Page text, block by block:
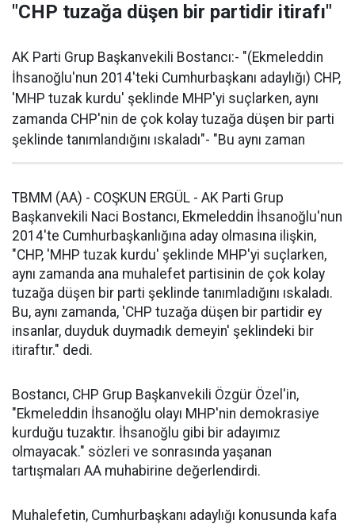
"CHP tuzağa düşen bir partidir itirafı"
AK Parti Grup Başkanvekili Bostancı:- "(Ekmeleddin
İhsanoğlu'nun 2014'teki Cumhurbaşkanı adaylığı) CHP,
'MHP tuzak kurdu' şeklinde MHP'yi suçlarken, aynı
zamanda CHP'nin de çok kolay tuzağa düşen bir parti
şeklinde tanımlandığını ıskaladı"- "Bu aynı zaman
TBMM (AA) - COŞKUN ERGÜL - AK Parti Grup
Başkanvekili Naci Bostancı, Ekmeleddin İhsanoğlu'nun
2014'te Cumhurbaşkanlığına aday olmasına ilişkin,
"CHP, 'MHP tuzak kurdu' şeklinde MHP'yi suçlarken,
aynı zamanda ana muhalefet partisinin de çok kolay
tuzağa düşen bir parti şeklinde tanımladığını ıskaladı.
Bu, aynı zamanda, 'CHP tuzağa düşen bir partidir ey
insanlar, duyduk duymadık demeyin' şeklindeki bir
itiraftır." dedi.
Bostancı, CHP Grup Başkanvekili Özgür Özel'in,
"Ekmeleddin İhsanoğlu olayı MHP'nin demokrasiye
kurduğu tuzaktır. İhsanoğlu gibi bir adayımız
olmayacak." sözleri ve sonrasında yaşanan
tartışmaları AA muhabirine değerlendirdi.
Muhalefetin, Cumhurbaşkanı adaylığı konusunda kafa